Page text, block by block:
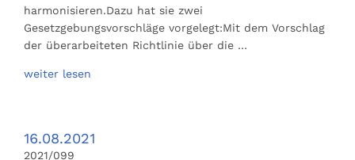
harmonisieren.Dazu hat sie zwei
Gesetzgebungsvorschläge vorgelegt:Mit dem Vorschlag
der überarbeiteten Richtlinie über die …
weiter lesen
16.08.2021
2021/099